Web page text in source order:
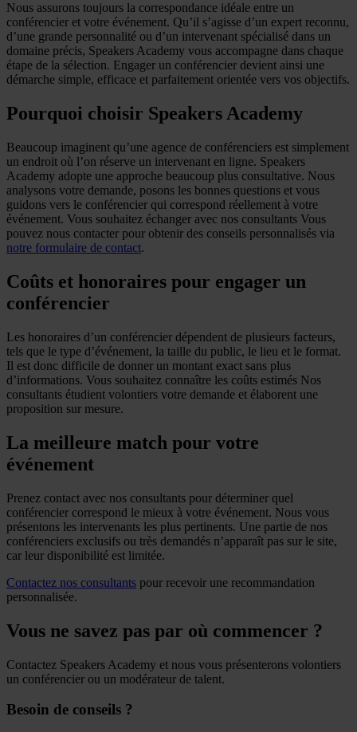
Nous assurons toujours la correspondance idéale entre un
conférencier et votre événement. Qu’il s’agisse d’un expert reconnu,
d’une grande personnalité ou d’un intervenant spécialisé dans un
domaine précis, Speakers Academy vous accompagne dans chaque
étape de la sélection. Engager un conférencier devient ainsi une
démarche simple, efficace et parfaitement orientée vers vos objectifs.
Pourquoi choisir Speakers Academy
Beaucoup imaginent qu’une agence de conférenciers est simplement
un endroit où l’on réserve un intervenant en ligne. Speakers
Academy adopte une approche beaucoup plus consultative. Nous
analysons votre demande, posons les bonnes questions et vous
guidons vers le conférencier qui correspond réellement à votre
événement. Vous souhaitez échanger avec nos consultants Vous
pouvez nous contacter pour obtenir des conseils personnalisés via
notre formulaire de contact.
Coûts et honoraires pour engager un
conférencier
Les honoraires d’un conférencier dépendent de plusieurs facteurs,
tels que le type d’événement, la taille du public, le lieu et le format.
Il est donc difficile de donner un montant exact sans plus
d’informations. Vous souhaitez connaître les coûts estimés Nos
consultants étudient volontiers votre demande et élaborent une
proposition sur mesure.
La meilleure match pour votre
événement
Prenez contact avec nos consultants pour déterminer quel
conférencier correspond le mieux à votre événement. Nous vous
présentons les intervenants les plus pertinents. Une partie de nos
conférenciers exclusifs ou très demandés n’apparaît pas sur le site,
car leur disponibilité est limitée.
Contactez nos consultants pour recevoir une recommandation
personnalisée.
Vous ne savez pas par où commencer ?
Contactez Speakers Academy et nous vous présenterons volontiers
un conférencier ou un modérateur de talent.
Besoin de conseils ?